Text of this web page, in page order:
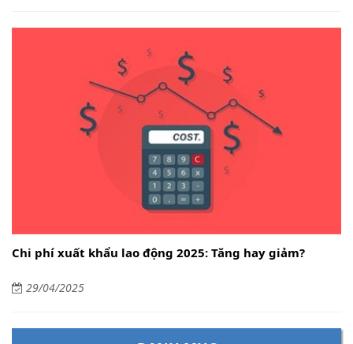
Chi phí xuất khẩu lao động 2025: Tăng hay giảm?
29/04/2025